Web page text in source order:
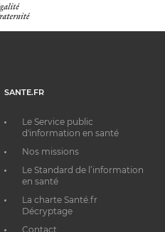
SANTE.FR
Le Service public
d'information en santé
Nos missions
Le Standard de l’information
en santé
La charte Santé.fr
Décryptage
Contact